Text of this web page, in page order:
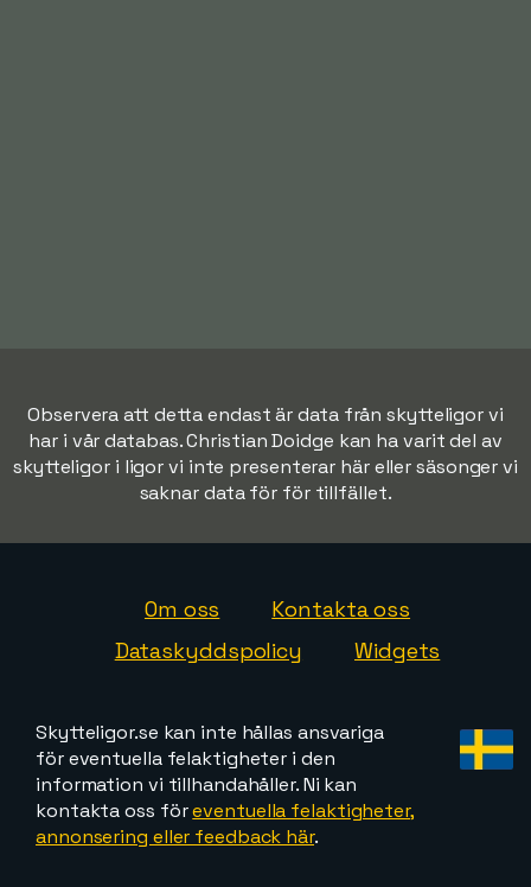
Observera att detta endast är data från skytteligor vi
har i vår databas. Christian Doidge kan ha varit del av
skytteligor i ligor vi inte presenterar här eller säsonger vi
saknar data för för tillfället.
Om oss
Kontakta oss
Dataskyddspolicy
Widgets
Skytteligor.se kan inte hållas ansvariga
för eventuella felaktigheter i den
information vi tillhandahåller. Ni kan
kontakta oss föreventuella felaktigheter,
annonsering eller feedback här.